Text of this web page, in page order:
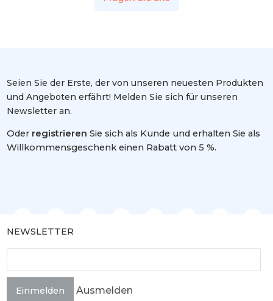
Seien Sie der Erste, der von unseren neuesten Produkten
und Angeboten erfährt! Melden Sie sich für unseren
Newsletter an.
Oder registrieren Sie sich als Kunde und erhalten Sie als
Willkommensgeschenk einen Rabatt von 5 %.
NEWSLETTER
Einmelden Ausmelden